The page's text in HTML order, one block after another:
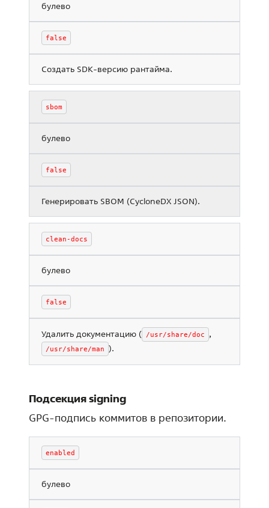
булево
false
Создать SDK-версию рантайма.
sbom
булево
false
Генерировать SBOM (CycloneDX JSON).
clean-docs
булево
false
Удалить документацию ( /usr/share/doc ,
/usr/share/man ).
Подсекция signing
GPG-подпись коммитов в репозитории.
enabled
булево